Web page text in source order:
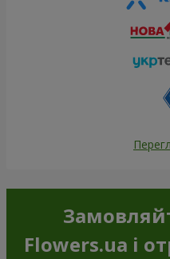
Flowers.ua і